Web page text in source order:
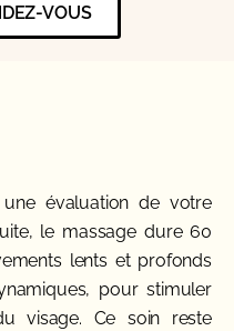
VOUS
évaluation de votre
le massage dure 60
lents et profonds
pour stimuler
visage. Ce soin reste